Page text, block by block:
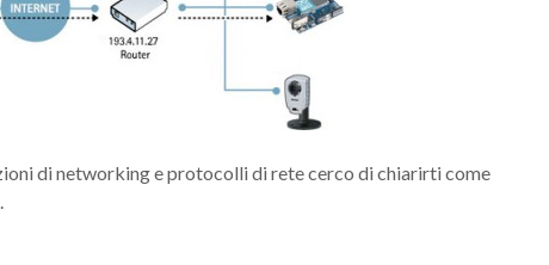
di networking e protocolli di rete cerco di chiarirti come